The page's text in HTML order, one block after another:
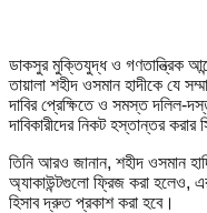
ডাকসুর মুক্তিযুদ্ধ ও গণতান্ত্রিক
তায়ালা শহীদ ওসমান হাদীকে যে
দাবির প্রেক্ষিতে ও সমস্ত দলিল-
দাবিকারীদের নিকট হস্তান্তর
তিনি আরও জানান, শহীদ ওসমান
অ্যাকাউন্টগুলো ফ্রিজ করা হলেও,
হিসাব দ্রুত প্রকাশ করা হবে।